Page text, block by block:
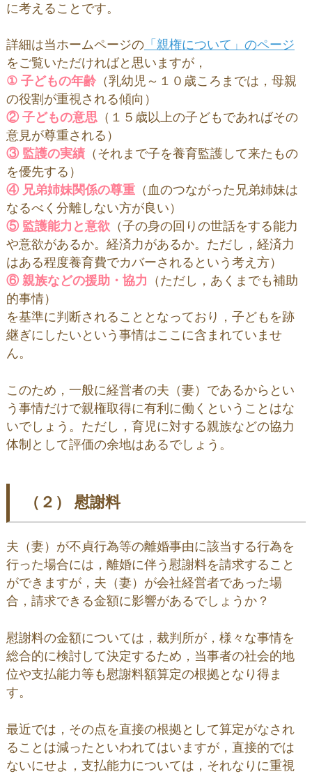
に考えることです。
詳細は当ホームページの「親権について」のページ
をご覧いただければと思いますが，
① 子どもの年齢（乳幼児～１０歳ころまでは，母親
の役割が重視される傾向）
② 子どもの意思（１５歳以上の子どもであればその
意見が尊重される）
③ 監護の実績（それまで子を養育監護して来たもの
を優先する）
④ 兄弟姉妹関係の尊重（血のつながった兄弟姉妹は
なるべく分離しない方が良い）
⑤ 監護能力と意欲（子の身の回りの世話をする能力
や意欲があるか。経済力があるか。ただし，経済力
はある程度養育費でカバーされるという考え方）
⑥ 親族などの援助・協力 （ただし，あくまでも補助
的事情）
を基準に判断されることとなっており，子どもを跡
継ぎにしたいという事情はここに含まれていませ
ん。
このため，一般に経営者の夫（妻）であるからとい
う事情だけで親権取得に有利に働くということはな
いでしょう。ただし，育児に対する親族などの協力
体制として評価の余地はあるでしょう。
（２） 慰謝料
夫（妻）が不貞行為等の離婚事由に該当する行為を
行った場合には，離婚に伴う慰謝料を請求すること
ができますが，夫（妻）が会社経営者であった場
合，請求できる金額に影響があるでしょうか？
慰謝料の金額については，裁判所が，様々な事情を
総合的に検討して決定するため，当事者の社会的地
位や支払能力等も慰謝料額算定の根拠となり得ま
す。
最近では，その点を直接の根拠として算定がなされ
ることは減ったといわれてはいますが，直接的では
ないにせよ，支払能力については，それなりに重視